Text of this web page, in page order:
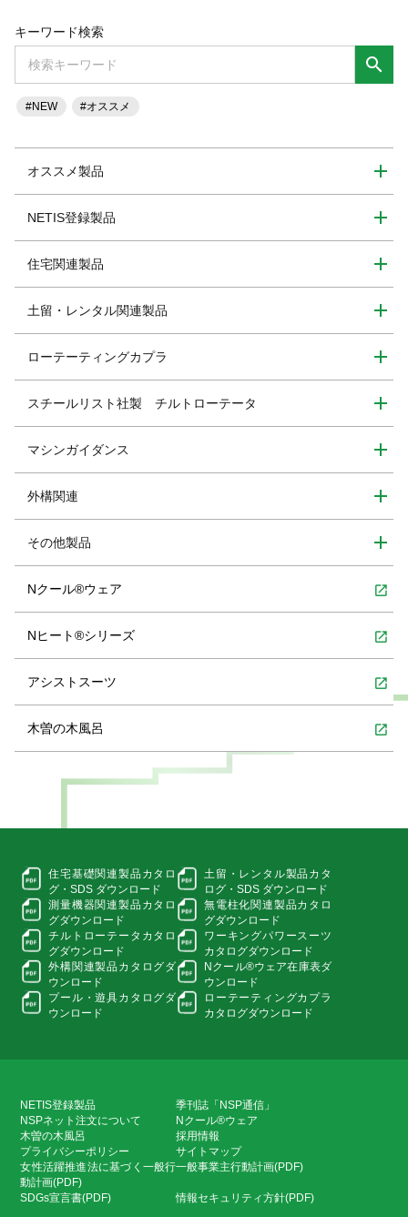
キーワード検索
search
#NEW #オススメ
オススメ製品
NETIS登録製品
住宅関連製品
土留・レンタル関連製品
ローテーティングカプラ
スチールリスト社製 チルトローテータ
マシンガイダンス
外構関連
その他製品
Nクール®ウェア open_in_new
Nヒート®シリーズ open_in_new
アシストスーツ open_in_new
木曽の木風呂 open_in_new
住宅基礎関連製品カタロ
グ・SDS ダウンロード
土留・レンタル製品カタ
ログ・ SDS ダウンロード
測量機器関連製品カタロ
グダウンロード
無電柱化関連製品カタロ
グダウンロード
チルトローテータカタロ
グダウンロード
ワーキングパワースーツ
カタログダウンロード
外構関連製品カタログダ
ウンロード
Nクール®ウェア在庫表ダ
ウンロード
プール・遊具カタログダ
ウンロード
ローテーティングカプラ
カタログダウンロード
NETIS登録製品
季刊誌「NSP通信」
NSPネット注文について
Nクール®ウェア
木曽の木風呂
採用情報
プライバシーポリシー
サイトマップ
女性活躍推進法に基づく一般行
動計画(PDF)
一般事業主行動計画(PDF)
SDGs宣言書(PDF) 情報セキュリティ方針(PDF)